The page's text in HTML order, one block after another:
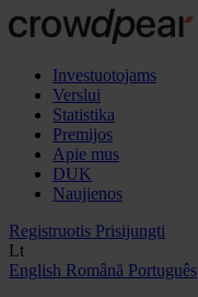
Investuotojams
Verslui
Statistika
Premijos
Apie mus
DUK
Naujienos
Registruotis Prisijungti
Lt
English Română Português